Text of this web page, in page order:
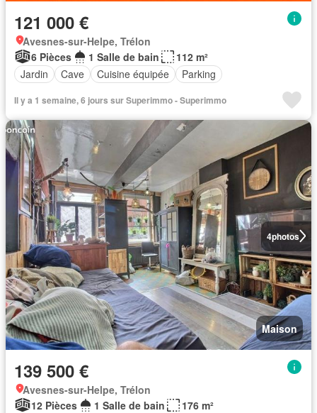
121 000 €
Avesnes-sur-Helpe, Trélon
6 Pièces
1 Salle de bain
112 m²
Jardin
Cave Cuisine équipée Parking
Il y a 1 semaine, 6 jours sur Superimmo - Superimmo
4photos
Maison
139 500 €
Avesnes-sur-Helpe, Trélon
12 Pièces
1 Salle de bain 176 m²